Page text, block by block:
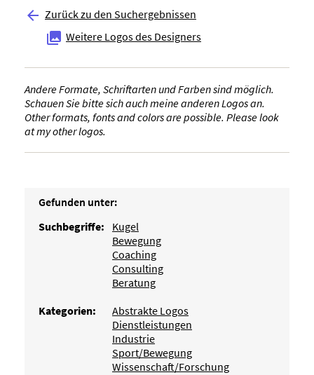
 Zurück zu den Suchergebnissen
 Weitere Logos des Designers
Andere Formate, Schriftarten und Farben sind möglich.
Schauen Sie bitte sich auch meine anderen Logos an.
Other formats, fonts and colors are possible. Please look
at my other logos.
Gefunden unter:
Suchbegriffe:
Kugel
Bewegung
Coaching
Consulting
Beratung
Kategorien:
Abstrakte Logos
Dienstleistungen
Industrie
Sport/Bewegung
Wissenschaft/Forschung